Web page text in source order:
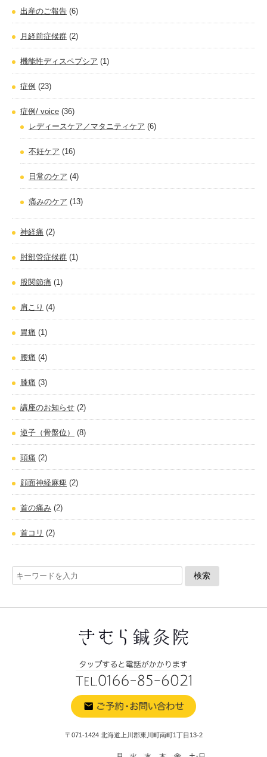
出産のご報告 (6)
月経前症候群 (2)
機能性ディスペプシア (1)
症例 (23)
症例/ voice (36)
レディースケア／マタニティケア (6)
不妊ケア (16)
日常のケア (4)
痛みのケア (13)
神経痛 (2)
肘部管症候群 (1)
股関節痛 (1)
肩こり (4)
胃痛 (1)
腰痛 (4)
膝痛 (3)
講座のお知らせ (2)
逆子（骨盤位） (8)
頭痛 (2)
顔面神経麻痺 (2)
首の痛み (2)
首コリ (2)
〒071-1424 北海道上川郡東川町南町1丁目13-2